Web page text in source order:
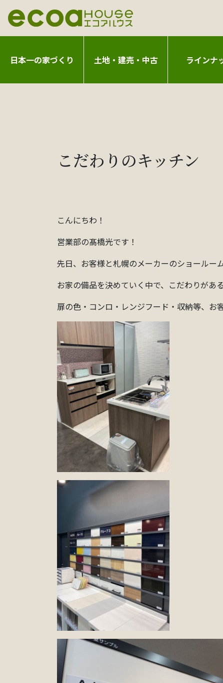
日本一の家づくり 土地・建売・中古 ラインナ
こだわりのキッチン
こんにちわ！
営業部の髙橋光です！
先日、お客様と札幌のメーカーのショールー
お家の備品を決めていく中で、こだわりがあ
扉の色・コンロ・レンジフード・収納等、お